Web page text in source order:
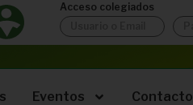
Acceso colegiados
Eventos Contacto